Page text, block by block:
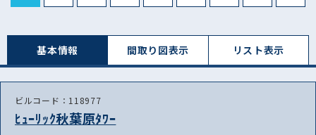
基本情報 間取り図表⽰ リスト表⽰
ビルコード：118977
ﾋｭｰﾘｯｸ秋葉原ﾀﾜｰ